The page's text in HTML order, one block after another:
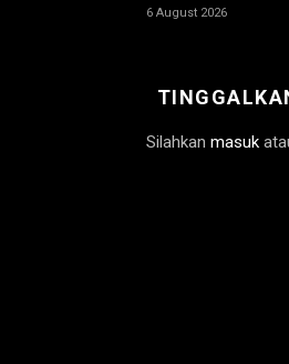
6 August 2026
Silahkan masuk